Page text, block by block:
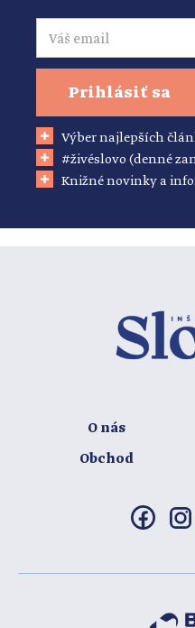
Email
Prihlásiť sa
Výber najlepších
#živéslovo (denné
Knižné novinky a
O nás
Obchod